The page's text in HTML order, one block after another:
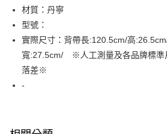
１．簡單：不需註冊會員、不需綁卡、不需儲值
３．安心：先確認商品／服務後，再付款。
【「AFTEE先享後付」結帳流程】
１．於結帳方式選擇「AFTEE先享後付」後，
結帳頁面，進行簡訊認證並確認金額後，即可完
全家取貨付款
免運費
免運費
7-11取貨付款
材質：丹寧
型號：
實際尺寸：背帶長:120.5cm/高
寬:27.5cm/ ※人工測量及各品牌標準
落差※
-